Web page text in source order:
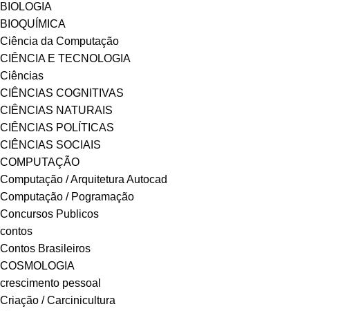
BIOLOGIA
BIOQUÍMICA
Ciência da Computação
CIÊNCIA E TECNOLOGIA
Ciências
CIÊNCIAS COGNITIVAS
CIÊNCIAS NATURAIS
CIÊNCIAS POLÍTICAS
CIÊNCIAS SOCIAIS
COMPUTAÇÃO
Computação / Arquitetura Autocad
Computação / Pogramação
Concursos Publicos
contos
Contos Brasileiros
COSMOLOGIA
crescimento pessoal
Criação / Carcinicultura